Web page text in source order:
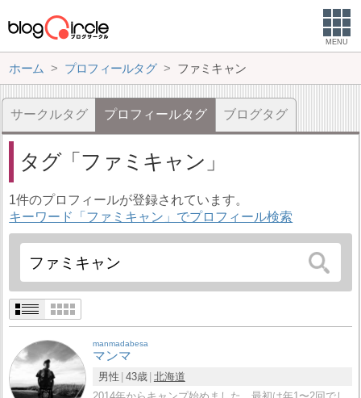
MENU
ホーム プロフィールタグ ファミキャン
サークルタグ プロフィールタグ ブログタグ
タグ ファミキャン
1件のプロフィールが登録されています。
キーワード「ファミキャン」でプロフィール検索
manmadabesa
マンマ
男性 43歳 北海道